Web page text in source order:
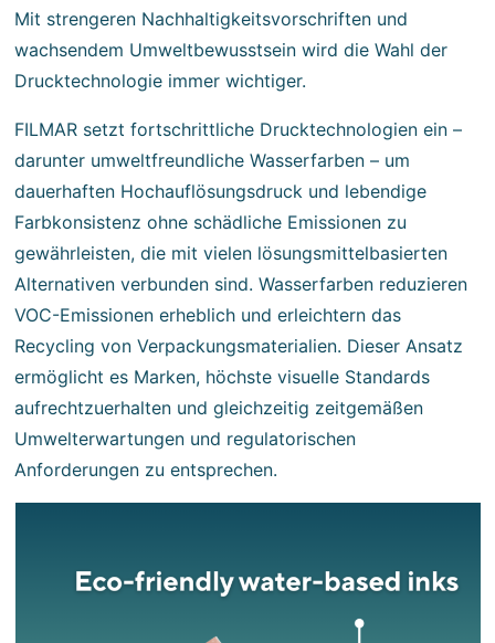
Mit strengeren Nachhaltigkeitsvorschriften und
wachsendem Umweltbewusstsein wird die Wahl der
Drucktechnologie immer wichtiger.
FILMAR setzt fortschrittliche Drucktechnologien ein –
darunter umweltfreundliche Wasserfarben – um
dauerhaften Hochauflösungsdruck und lebendige
Farbkonsistenz ohne schädliche Emissionen zu
gewährleisten, die mit vielen lösungsmittelbasierten
Alternativen verbunden sind. Wasserfarben reduzieren
VOC-Emissionen erheblich und erleichtern das
Recycling von Verpackungsmaterialien. Dieser Ansatz
ermöglicht es Marken, höchste visuelle Standards
aufrechtzuerhalten und gleichzeitig zeitgemäßen
Umwelterwartungen und regulatorischen
Anforderungen zu entsprechen.